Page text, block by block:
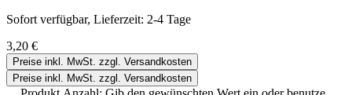
Sofort verfügbar, Lieferzeit: 2-4 Tage
3,20 €
Preise inkl. MwSt. zzgl. Versandkosten
Preise inkl. MwSt. zzgl. Versandkosten